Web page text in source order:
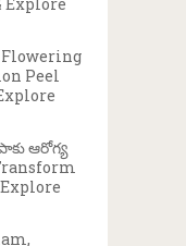
Peel
ఆరోగ్య